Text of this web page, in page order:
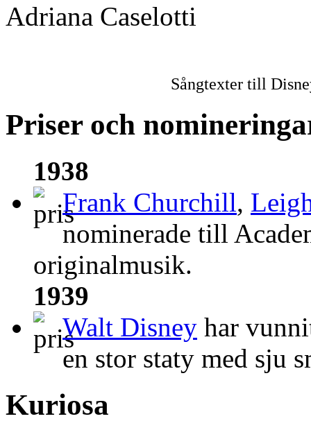
Adriana Caselotti
Sångtexter till
Priser och
1938
Frank Churchill,
nominerade till
originalmusik.
1939
Walt Disney har
en stor staty med sju
Kuriosa